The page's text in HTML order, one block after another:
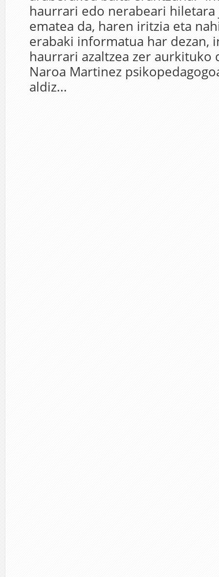
haurrari edo nerabeari
ematea da, haren iritzia eta
erabaki informatua har dezan,
haurrari azaltzea zer aurkituko
Naroa Martinez
aldiz...